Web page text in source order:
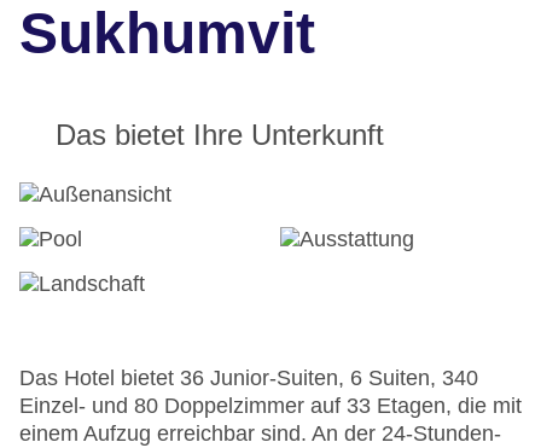
Sukhumvit
Das bietet Ihre Unterkunft
Das Hotel bietet 36 Junior-Suiten, 6 Suiten, 340
Einzel- und 80 Doppelzimmer auf 33 Etagen, die mit
einem Aufzug erreichbar sind. An der 24-Stunden-